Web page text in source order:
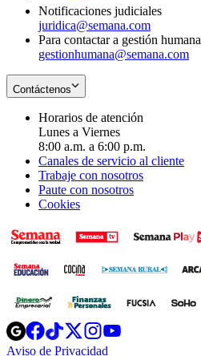
Notificaciones judiciales
juridica@semana.com
Para contactar a gestión humana
gestionhumana@semana.com
Contáctenos
Horarios de atención
Lunes a Viernes
8:00 a.m. a 6:00 p.m.
Canales de servicio al cliente
Trabaje con nosotros
Paute con nosotros
Cookies
Opens
in
Opens
in
Opens
in
Opens
Aviso de Privacidad